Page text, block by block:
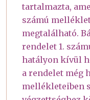
tartalmazta,
számú
megtalálható.
rendelet 1.
hatályon kívül
a rendelet még
mellékleteiben